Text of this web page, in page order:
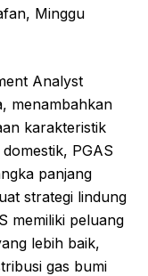
Minggu
Analyst
menambahkan
karakteristik
PGAS
panjang
strategi lindung
memiliki peluang
lebih baik,
gas bumi